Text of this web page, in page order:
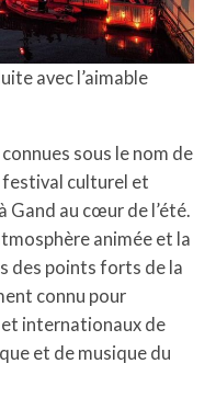
avec l’aimable
connues sous le nom de
festival culturel et
Gand au cœur de l’été.
animée et la
des points forts de la
connu pour
internationaux de
et de musique du